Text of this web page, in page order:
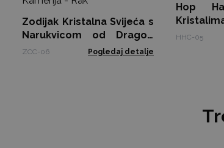
Zodijak Kristalna Svijeća s
Narukvicom od Dragog
Kamenja - Rak
ZCC-06 Pogledaj detalje
Hop
Sunce
HHC-05